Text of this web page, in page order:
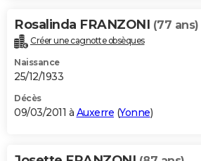
Rosalinda FRANZONI (77 ans)
Créer une cagnotte obsèques
Naissance
25/12/1933
Décès
09/03/2011 à Auxerre (Yonne)